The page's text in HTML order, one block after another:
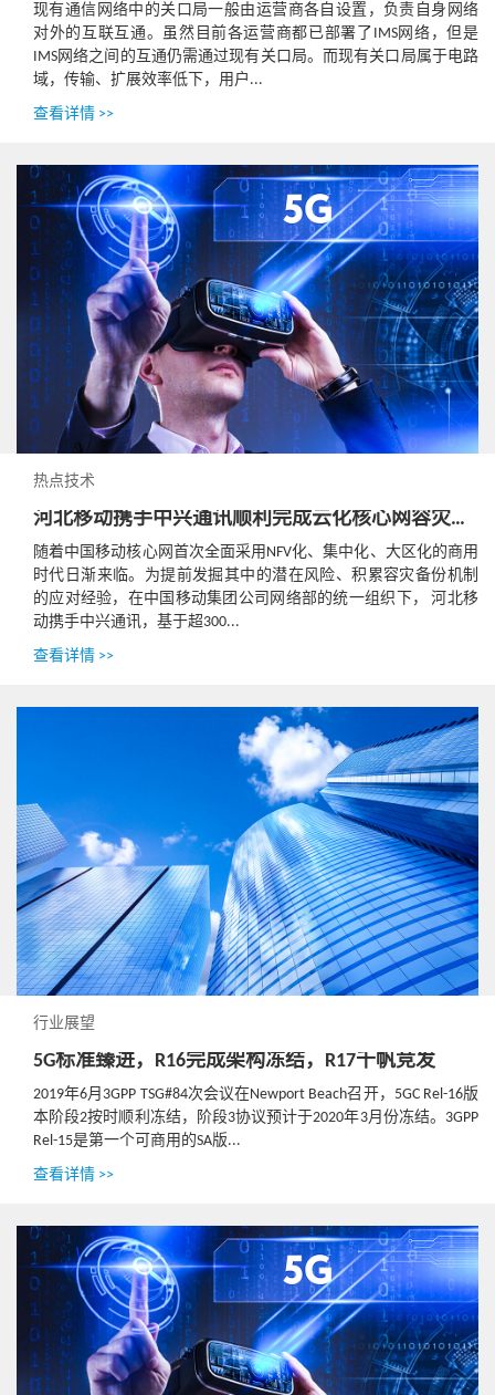
现有通信网络中的关口局一般由运营商各自设置，负责自身网络
对外的互联互通。虽然目前各运营商都已部署了IMS网络，但是
IMS网络之间的互通仍需通过现有关口局。而现有关口局属于电路
域，传输、扩展效率低下，用户...
查看详情 >>
热点技术
河北移动携手中兴通讯顺利完成云化核心网容灾验证测试
随着中国移动核心网首次全面采用NFV化、集中化、大区化的商用
时代日渐来临。为提前发掘其中的潜在风险、积累容灾备份机制
的应对经验，在中国移动集团公司网络部的统一组织下， 河北移
动携手中兴通讯，基于超300...
查看详情 >>
行业展望
5G标准臻进，R16完成架构冻结，R17千帆竞发
2019年6月3GPP TSG#84次会议在Newport Beach召开，5GC Rel-16版
本阶段2按时顺利冻结，阶段3协议预计于2020年3月份冻结。3GPP
Rel-15是第一个可商用的SA版...
查看详情 >>